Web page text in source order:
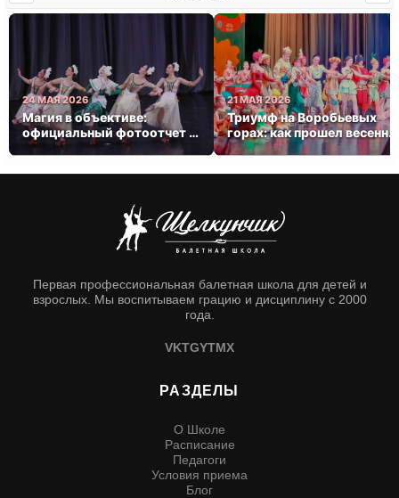
24 МАЯ 2026
Магия в объективе:
официальный фотоотчет с
весеннего триумфа
21 МАЯ 2026
Триумф на Воробьевых
горах: как прошел
концерт балетной школы
Первая профессиональная балетная школа для детей и
взрослых. Мы воспитываем грацию и дисциплину с 2000
года.
VKTGYTMX
РАЗДЕЛЫ
О Школе
Расписание
Педагоги
Условия приема
Блог